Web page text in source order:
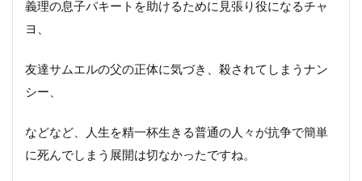
義理の息子パキートを助けるために見張り役になるチャ
ヨ、
友達サムエルの父の正体に気づき、殺されてしまうナン
シー、
などなど、人生を精一杯生きる普通の人々が抗争で簡単
に死んでしまう展開は切なかったですね。